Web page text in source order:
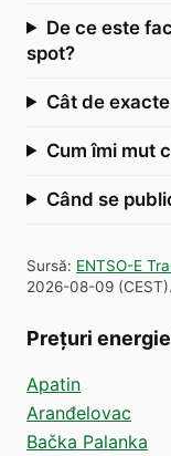
De ce este
spot?
Cât de
Cum îmi mut
Când se
Sursă: ENTSO-E
2026-08-09 (CEST).
Prețuri
Apatin
Aranđelovac
Bačka Palanka